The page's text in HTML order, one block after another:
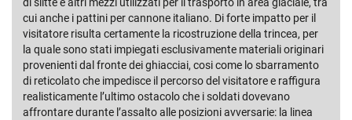
cui anche i pattini per cannone italiano. Di forte impatto per il
visitatore risulta certamente la ricostruzione della trincea, per
la quale sono stati impiegati esclusivamente materiali originari
provenienti dal fronte dei ghiacciai, cosi come lo sbarramento
di reticolato che impedisce il percorso del visitatore e raffigura
realisticamente l’ultimo ostacolo che i soldati dovevano
affrontare durante l’assalto alle posizioni avversarie: la linea